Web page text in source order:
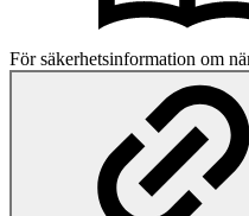
För säkerhetsinformation om